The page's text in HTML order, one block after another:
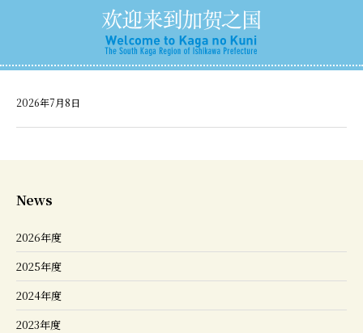
2026年7月8日
News
2026年度
2025年度
2024年度
2023年度